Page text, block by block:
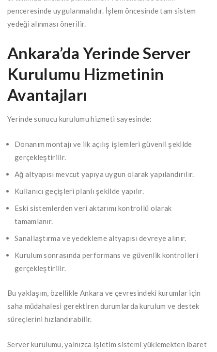
penceresinde uygulanmalıdır. İşlem öncesinde tam sistem
yedeği alınması önerilir.
Ankara’da Yerinde Server
Kurulumu Hizmetinin
Avantajları
Yerinde sunucu kurulumu hizmeti sayesinde:
Donanım montajı ve ilk açılış işlemleri güvenli şekilde
gerçekleştirilir.
Ağ altyapısı mevcut yapıya uygun olarak yapılandırılır.
Kullanıcı geçişleri planlı şekilde yapılır.
Eski sistemlerden veri aktarımı kontrollü olarak
tamamlanır.
Sanallaştırma ve yedekleme altyapısı devreye alınır.
Kurulum sonrasında performans ve güvenlik kontrolleri
gerçekleştirilir.
Bu yaklaşım, özellikle Ankara ve çevresindeki kurumlar için
saha müdahalesi gerektiren durumlarda kurulum ve destek
süreçlerini hızlandırabilir.
Server kurulumu, yalnızca işletim sistemi yüklemekten ibaret